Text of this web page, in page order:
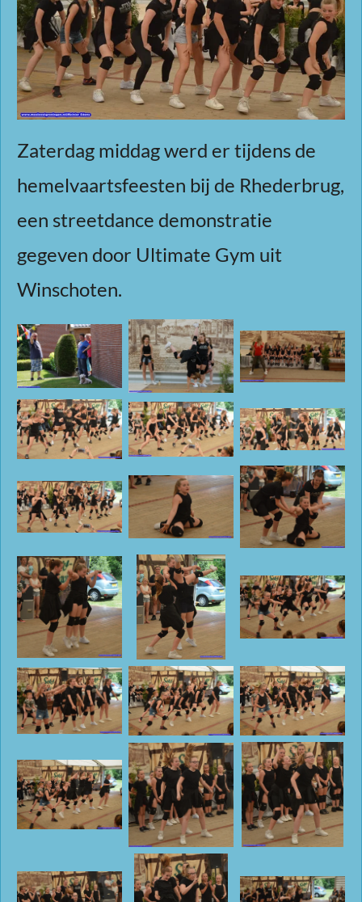
Zaterdag middag werd er tijdens de
hemelvaartsfeesten bij de Rhederbrug,
een streetdance demonstratie
gegeven door Ultimate Gym uit
Winschoten.